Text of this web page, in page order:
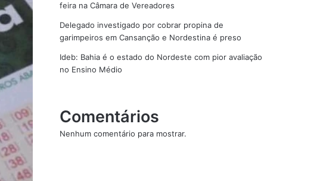
feira na Câmara de Vereadores
Delegado investigado por cobrar propina de
garimpeiros em Cansanção e Nordestina é preso
Ideb: Bahia é o estado do Nordeste com pior avaliação
no Ensino Médio
Comentários
Nenhum comentário para mostrar.